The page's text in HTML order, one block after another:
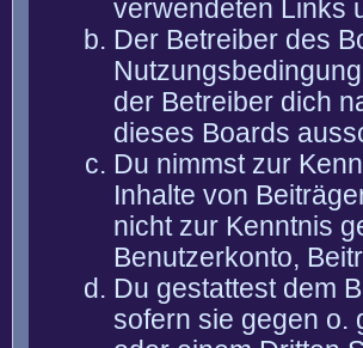
verwendeten Links
Der Betreiber des
der Betreiber dich
dieses Boards
Du nimmst zur
Inhalte von
nicht zur Kenntnis
Benutzerkonto,
Du gestattest dem
sofern sie gegen o.